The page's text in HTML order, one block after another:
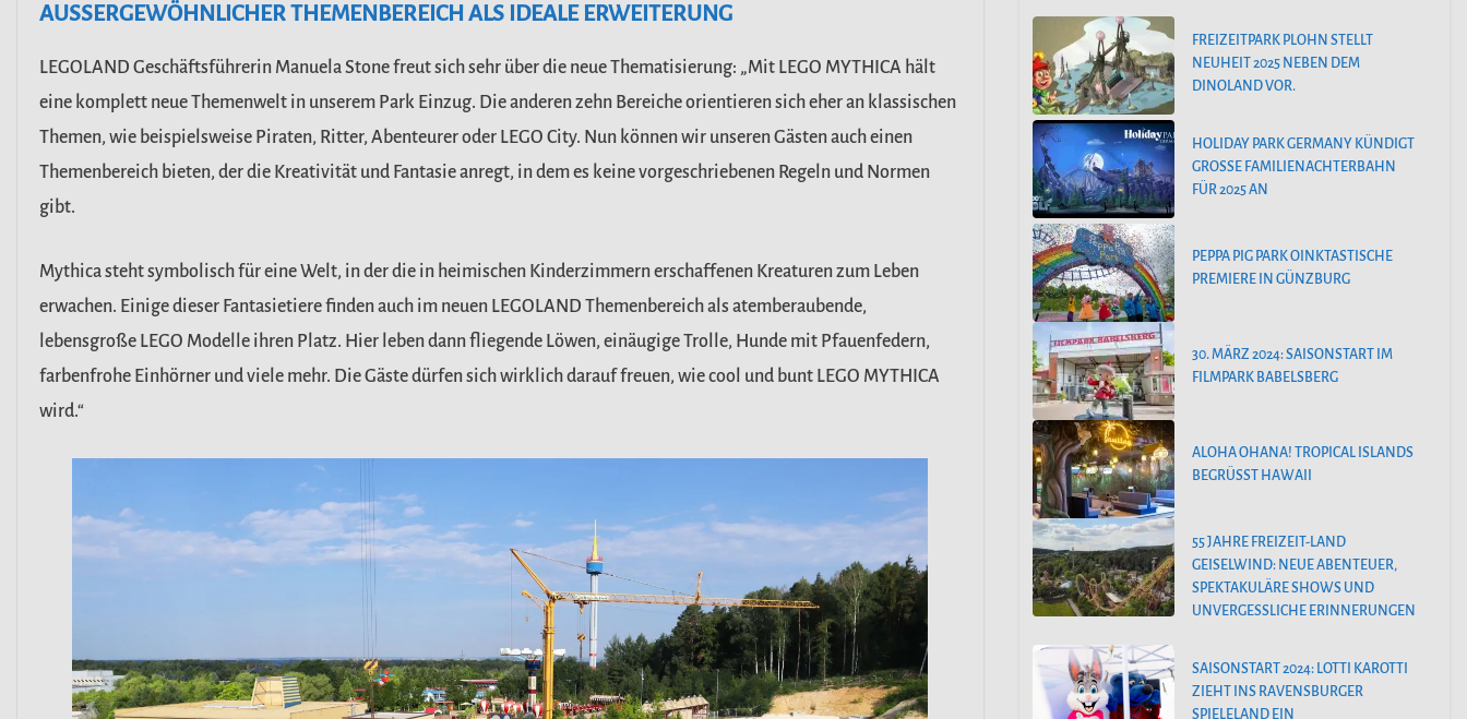
AUSSERGEWÖHNLICHER THEMENBEREICH ALS IDEALE ERWEITERUNG
LEGOLAND Geschäftsführerin Manuela Stone freut sich sehr über die neue Thematisierung: „Mit LEGO MYTHICA hält
eine komplett neue Themenwelt in unserem Park Einzug. Die anderen zehn Bereiche orientieren sich eher an klassischen
Themen, wie beispielsweise Piraten, Ritter, Abenteurer oder LEGO City. Nun können wir unseren Gästen auch einen
Themenbereich bieten, der die Kreativität und Fantasie anregt, in dem es keine vorgeschriebenen Regeln und Normen
gibt.
Mythica steht symbolisch für eine Welt, in der die in heimischen Kinderzimmern erschaffenen Kreaturen zum Leben
erwachen. Einige dieser Fantasietiere finden auch im neuen LEGOLAND Themenbereich als atemberaubende,
lebensgroße LEGO Modelle ihren Platz. Hier leben dann fliegende Löwen, einäugige Trolle, Hunde mit Pfauenfedern,
farbenfrohe Einhörner und viele mehr. Die Gäste dürfen sich wirklich darauf freuen, wie cool und bunt LEGO MYTHICA
wird.“
FREIZEITPARK PLOHN STELLT
NEUHEIT 2025 NEBEN DEM
DINOLAND VOR.
HOLIDAY PARK GERMANY KÜNDIGT
GROSSE FAMILIENACHTERBAHN F
ÜR 2025 AN
PEPPA PIG PARK OINKTASTISCHE
PREMIERE IN GÜNZBURG
30. MÄRZ 2024: SAISONSTART IM
FILMPARK BABELSBERG
ALOHA OHANA! TROPICAL ISLANDS
BEGRÜSST HAWAII
55 JAHRE FREIZEIT-LAND
GEISELWIND: NEUE ABENTEUER,
SPEKTAKULÄRE SHOWS UND
UNVERGESSLICHE ERINNERUNGEN
SAISONSTART 2024: LOTTI KAROTTI
ZIEHT INS RAVENSBURGER
SPIELELAND EIN